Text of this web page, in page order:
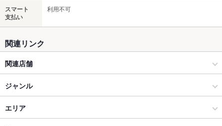
スマート
支払い
利用不可
関連リンク
関連店舗
ミライザカ
ジャンル
居酒屋
エリア